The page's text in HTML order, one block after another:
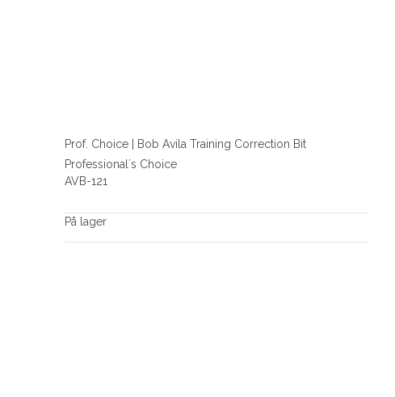
Prof. Choice | Bob Avila Training Correction Bit
Professional´s Choice
AVB-121
På lager